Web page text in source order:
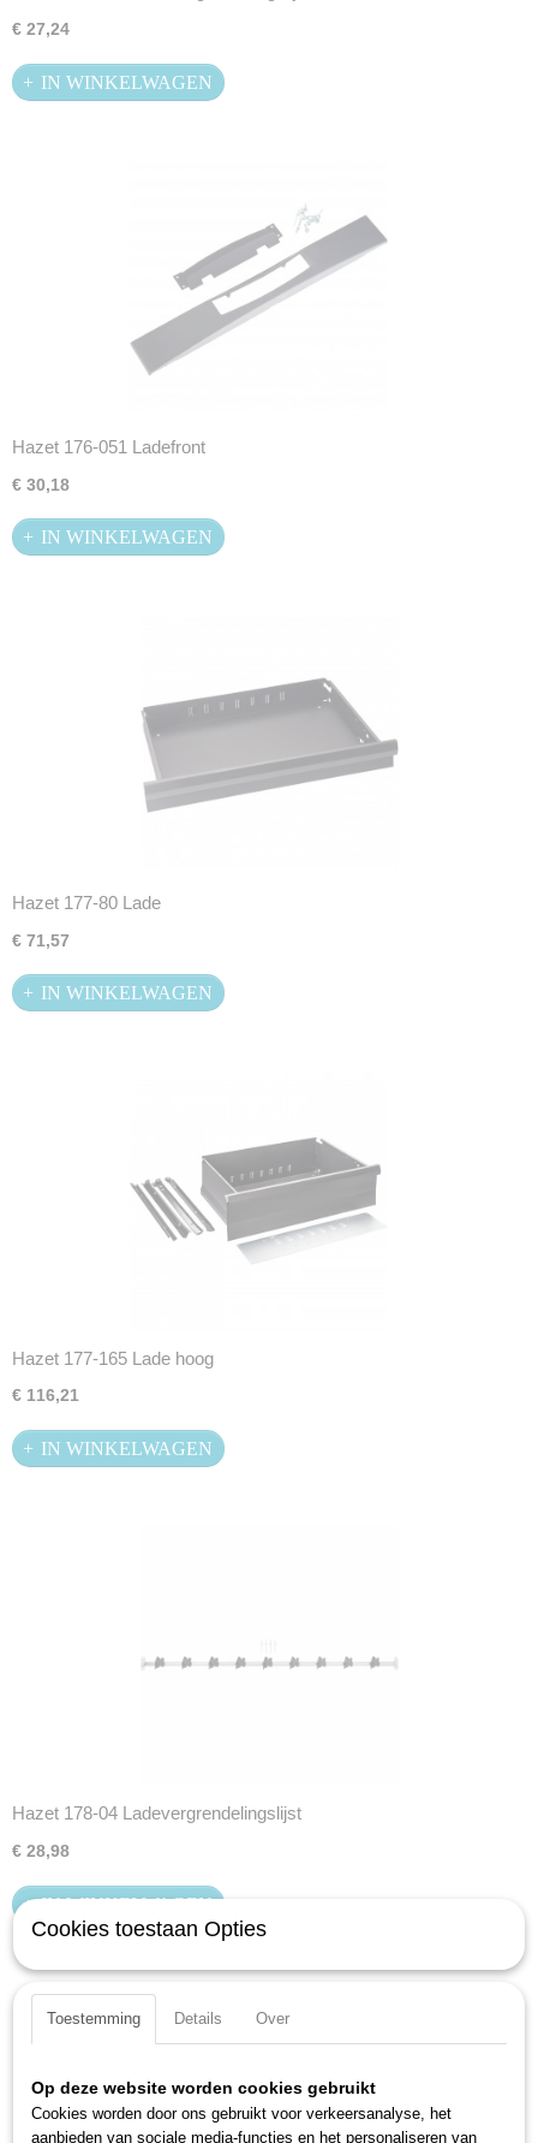
€ 27,24
IN WINKELWAGEN
Hazet 176-051 Ladefront
€ 30,18
IN WINKELWAGEN
Hazet 177-80 Lade
€ 71,57
IN WINKELWAGEN
Hazet 177-165 Lade hoog
€ 116,21
IN WINKELWAGEN
Hazet 178-04 Ladevergrendelingslijst
€ 28,98
IN WINKELWAGEN
Cookies toestaan Opties
Toestemming Details Over
Op deze website worden cookies gebruikt
Cookies worden door ons gebruikt voor verkeersanalyse, het
aanbieden van sociale media-functies en het personaliseren van